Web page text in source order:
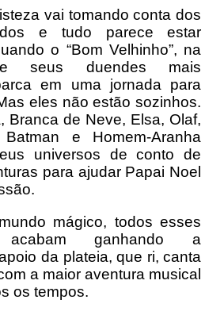
vai tomando conta dos
e tudo parece estar
o “Bom Velhinho”, na
seus duendes mais
em uma jornada para
eles não estão sozinhos.
Branca de Neve, Elsa, Olaf,
e Homem-Aranha
universos de conto de
para ajudar Papai Noel
mágico, todos esses
acabam ganhando a
da plateia, que ri, canta
a maior aventura musical
os tempos.